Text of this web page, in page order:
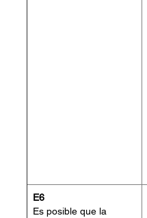
E6
Es posible que la